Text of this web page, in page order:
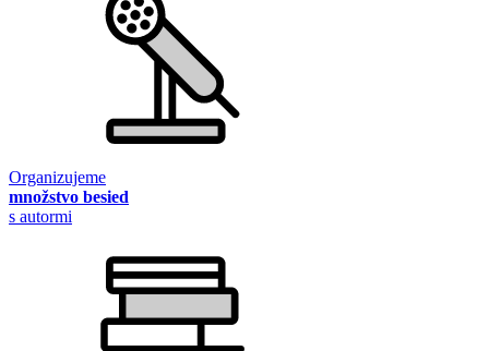
Organizujeme
množstvo besied
s autormi